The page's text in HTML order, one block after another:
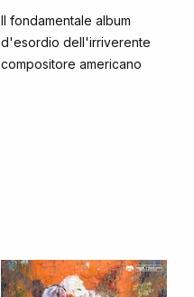
Il fondamentale album
d'esordio dell'irriverente
compositore americano